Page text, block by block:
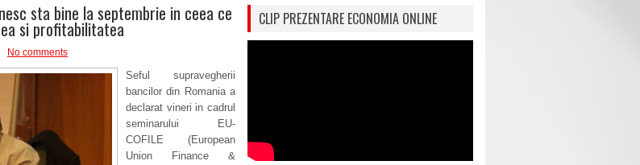
sta bine la septembrie in ceea ce
si profitabilitatea
No comments
Seful supravegherii
bancilor din Romania a
declarat vineri in cadrul
seminarului EU-
COFILE (European
Union Finance &
CLIP PREZENTARE ECONOMIA ONLINE